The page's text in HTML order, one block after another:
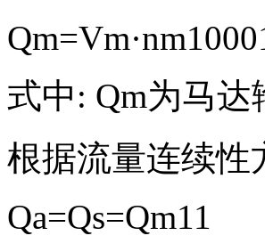
Qm=Vm·nm1000
式中: Qm为马达
根据流量连续性
Qa=Qs=Qm11